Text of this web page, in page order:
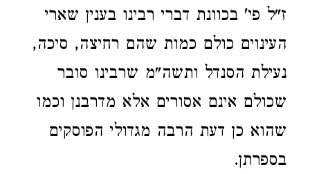
ז"ל פי' בכוונת דברי רבינו בענין שארי
העינוים כולם כמות שהם רחיצה, סיכה,
נעילת הסנדל ותשה"מ שרבינו סובר
שכולם אינם אסורים אלא מדרבנן וכמו
שהוא כן דעת הרבה מגדולי הפוסקים
בספרתן.